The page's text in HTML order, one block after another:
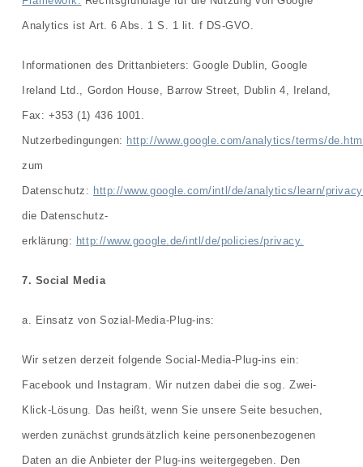
Analytics ist Art. 6 Abs. 1 S. 1 lit. f DS-GVO.
Informationen des Drittanbieters: Google Dublin, Google
Ireland Ltd., Gordon House, Barrow Street, Dublin 4, Ireland,
Fax: +353 (1) 436 1001.
Nutzerbedingungen: http://www.google.com/analytics/terms/
zum
Datenschutz: http://www.google.com/intl/de/analytics/learn/
die Datenschutz-
erklärung: http://www.google.de/intl/de/policies/privacy.
7. Social Media
a. Einsatz von Sozial-Media-Plug-ins:
Wir setzen derzeit folgende Social-Media-Plug-ins ein:
Facebook und Instagram. Wir nutzen dabei die sog. Zwei-
Klick-Lösung. Das heißt, wenn Sie unsere Seite besuchen,
werden zunächst grundsätzlich keine personenbezogenen
Daten an die Anbieter der Plug-ins weitergegeben. Den